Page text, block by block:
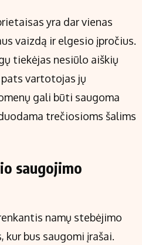
yra dar vienas
vaizdą ir elgesio įpročius.
tiekėjas nesiūlo aiškių
vartotojas jų
gali būti saugoma
trečiosioms šalims
saugojimo
namų stebėjimo
kur bus saugomi įrašai.